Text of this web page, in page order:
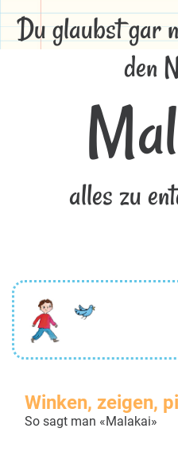
Du glaubst gar
den
alles zu
Winken, zeigen,
So sagt man «Malakai»